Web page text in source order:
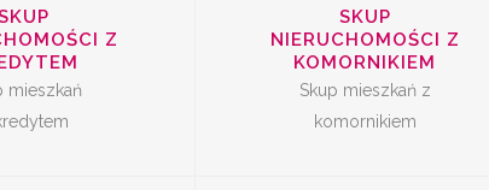
Z
mieszkań
SKUP
NIERUCHOMOŚCI Z
KOMORNIKIEM
Skup mieszkań z
komornikiem
Z
SZYBKA SPRZEDAŻ
MIESZKANIA